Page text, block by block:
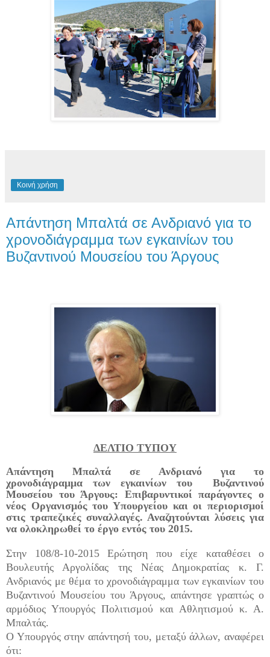
Κοινή χρήση
Απάντηση Μπαλτά σε Ανδριανό για το
χρονοδιάγραμμα των εγκαινίων του
Βυζαντινού Μουσείου του Άργους
ΔΕΛΤΙΟ ΤΥΠΟY
Απάντηση Μπαλτά σε Ανδριανό για το
χρονοδιάγραμμα των εγκαινίων του
Βυζαντινού
Μουσείου του Άργους: Επιβαρυντικοί παράγοντες ο
νέος Οργανισμός του Υπουργείου και οι περιορισμοί
στις τραπεζικές συναλλαγές. Αναζητούνται λύσεις για
να ολοκληρωθεί το έργο εντός του 2015.
Στην 108/8-10-2015 Ερώτηση που είχε καταθέσει ο
Βουλευτής Αργολίδας της Νέας Δημοκρατίας κ. Γ.
Ανδριανός με θέμα το χρονοδιάγραμμα των εγκαινίων του
Βυζαντινού Μουσείου του Άργους, απάντησε γραπτώς ο
αρμόδιος Υπουργός Πολιτισμού και Αθλητισμού κ. Α.
Μπαλτάς.
Ο Υπουργόςστην απάντησή του, μεταξύ άλλων, αναφέρει
ότι: